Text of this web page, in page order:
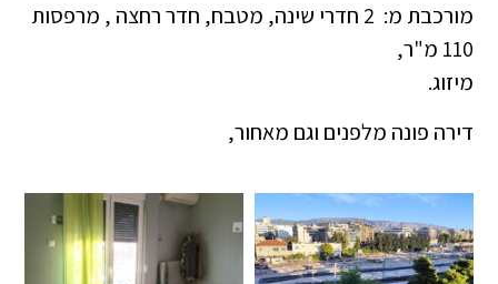
מורכבת מ: 2 חדרי שינה, מטבח, חדר רחצה , מרפסות
110 מ"ר,
מיזוג.
דירה פונה מלפנים וגם מאחור,